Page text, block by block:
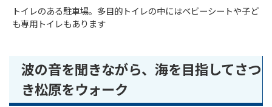
トイレのある駐車場。多目的トイレの中にはベビーシートや子ど
も専用トイレもあります
波の音を聞きながら、海を目指してさつ
き松原をウォーク